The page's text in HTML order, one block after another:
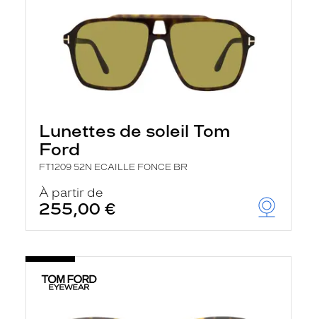
Lunettes de soleil Tom
Ford
FT1209 52N ECAILLE FONCE BR
À partir de
255,00 €